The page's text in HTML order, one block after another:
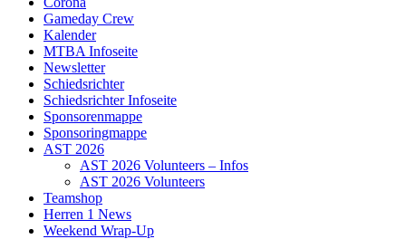
Gameday Crew
Kalender
MTBA Infoseite
Newsletter
Schiedsrichter
Schiedsrichter Infoseite
Sponsorenmappe
Sponsoringmappe
AST 2026
AST 2026 Volunteers – Infos
AST 2026 Volunteers
Teamshop
Herren 1 News
Weekend Wrap-Up